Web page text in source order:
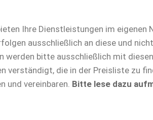
Ihre Dienstleistungen im eigenen
ausschließlich an diese und
werden bitte ausschließlich mit
verständigt, die in der Preisliste zu
und vereinbaren. Bitte lese dazu